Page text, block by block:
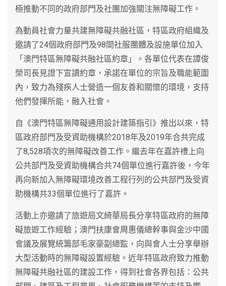
極推動不同的政府部門及社團加強關注無障礙工作。
為動員社會力量共建無障礙共融社區，特區政府組織及
邀請了24個政府部門及98間社服團體及設施單位加入
「澳門特區無障礙共融社區約章」。各單位代表在譚俊
榮司長見證下宣讀約章，承諾在單位的宗旨及職能範圍
內，致力為殘疾人士營造一個友善和關懷的環境，支持
他們發揮所能，融入社會。
自《澳門特區無障礙通用設計建築指引》推出以來，特
區政府部門及受資助機構於2018年及2019年合共完成
了8,528項次的無障礙改善工作。繼去年在嘉許禮上向
公共部門及受資助機構合共74個單位進行嘉許後，今年
再向新加入無障礙環境改善工程行列的公共部門及受資
助機構共33個單位進行了嘉許。
活動上亦邀請了旅遊局文綺華局長分享特區政府的無障
礙旅遊工作經驗；澳門扶康會周惠儀總幹事與金沙中國
會議及展覽統籌部毛家豪副總監，向與會人士分享舉辦
大型活動時的無障礙設置經驗。近年特區政府致力推動
無障礙共融社區的建設工作，得到社會各界包括：公共